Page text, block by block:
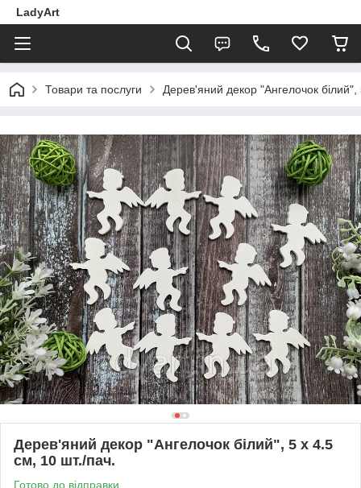
LadyArt
Товари та послуги Дерев'яний декор "Ангелочок
Дерев'яний декор "Ангелочок білий", 5 х 4.5
см, 10 шт./пач.
Готово до відправки